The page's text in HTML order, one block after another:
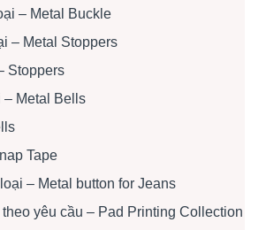
– Metal Buckle
– Metal Stoppers
Stoppers
– Metal Bells
Tape
– Metal button for Jeans
yêu cầu – Pad Printing Collection